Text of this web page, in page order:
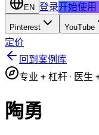
EN 登录开始使用
Pinterest YouTube
定价
回到案例库
专业 + 杠杆· 医生
陶勇